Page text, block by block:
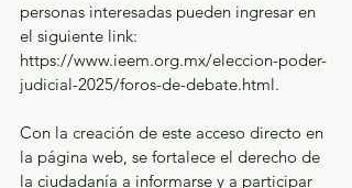
personas interesadas pueden ingresar en
el siguiente link:
https://www.ieem.org.mx/eleccion-poder-
judicial-2025/foros-de-debate.html.
Con la creación de este acceso directo en
la página web, se fortalece el derecho de
la ciudadanía a informarse y a participar